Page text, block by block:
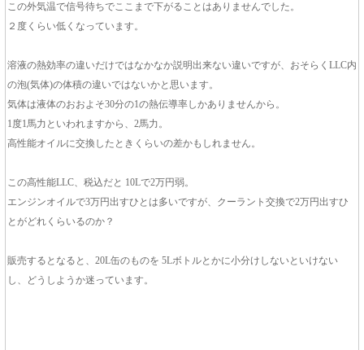
この外気温で信号待ちでここまで下がることはありませんでした。
２度くらい低くなっています。
溶液の熱効率の違いだけではなかなか説明出来ない違いですが、おそらくLLC内
の泡(気体)の体積の違いではないかと思います。
気体は液体のおおよそ30分の1の熱伝導率しかありませんから。
1度1馬力といわれますから、2馬力。
高性能オイルに交換したときくらいの差かもしれません。
この高性能LLC、税込だと 10Lで2万円弱。
エンジンオイルで3万円出すひとは多いですが、クーラント交換で2万円出すひ
とがどれくらいるのか？
販売するとなると、20L缶のものを 5Lボトルとかに小分けしないといけない
し、どうしようか迷っています。